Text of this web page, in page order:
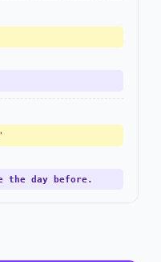
the day before.